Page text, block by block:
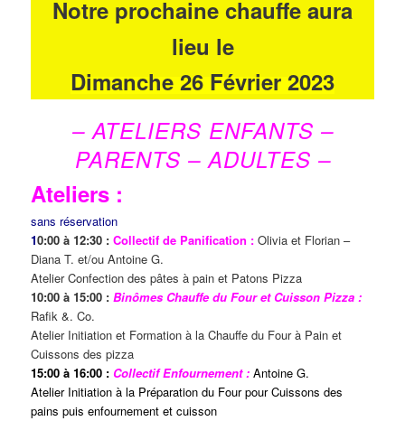
Notre prochaine chauffe aura
lieu le
Dimanche 26 Février 2023
– ATELIERS ENFANTS –
PARENTS – ADULTES –
Ateliers :
sans réservation
10:00 à 12:30 :Collectif de Panification : Olivia et Florian –
Diana T. et/ou Antoine G.
Atelier Confection des pâtes à pain et Patons Pizza
10:00 à 15:00 :Binômes Chauffe du Four et Cuisson Pizza :
Rafik &. Co.
Atelier Initiation et Formation à la Chauffe du Four à Pain et
Cuissons des pizza
15:00 à 16:00 : Collectif Enfournement : Antoine G.
Atelier Initiation à la Préparation du Four pour Cuissons des
pains puis enfournement et cuisson